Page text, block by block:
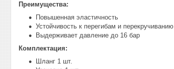
Преимущества:
Повышенная эластичность
Устойчивость к перегибам и перекручиванию
Выдерживает давление до 16 бар
Комплектация:
Шланг 1 шт.